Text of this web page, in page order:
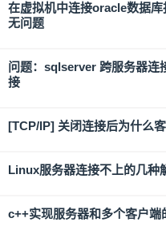
在虚拟机中连接oracle数据
无问题
问题：sqlserver 跨服务器连
接
[TCP/IP] 关闭连接后为什么
Linux服务器连接不上的几种
c++实现服务器和多个客户端